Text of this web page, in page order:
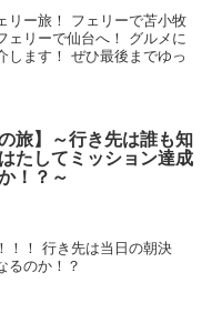
ー旅！ フェリーで苫小牧
ェリーで仙台へ！ グルメに
します！ ぜひ最後までゆっ
の旅】～行き先は誰も知
たしてミッション達成
！？～
！！ 行き先は当日の朝決
るのか！？